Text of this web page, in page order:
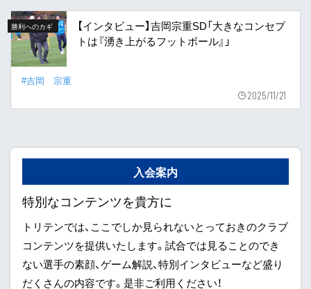
勝利へのカギ
【インタビュー】吉岡宗重SD「大きなコンセプ
トは『湧き上がるフットボール』」
#吉岡 宗重
2025/11/21
入会案内
特別なコンテンツを貴方に
トリテンでは、ここでしか見られないとっておきのクラブ
コンテンツを提供いたします。試合では見ることのでき
ない選手の素顔、ゲーム解説、特別インタビューなど盛り
だくさんの内容です。是非ご利用ください！